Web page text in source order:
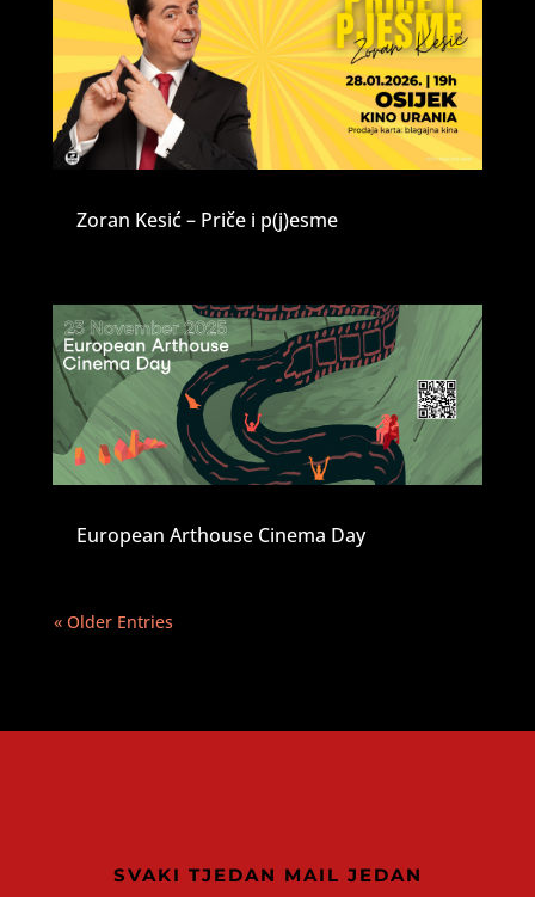
Zoran Kesić – Priče i p(j)esme
European Arthouse Cinema Day
« Older Entries
SVAKI TJEDAN MAIL JEDAN